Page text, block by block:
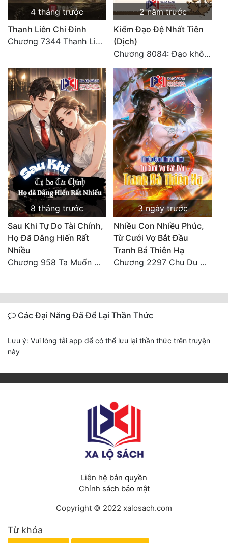
4 tháng trước
Thanh Liên Chi Đỉnh
Chương 7344 Thanh Liên đỉnh (Đại kết cục) (2) HẾT.
2 năm trước
Kiếm Đạo Đệ Nhất Tiên
(Dịch)
Chương 8084: Đạo không bờ bến (Đại kết cục) (10)
8 tháng trước
Sau Khi Tự Do Tài Chính,
Họ Đã Dâng Hiến Rất
Nhiều
Chương 958 Ta Muốn Cùng Các Cô Vĩnh Viễn Ở Bên Nhau (2) Hết
3 ngày trước
Nhiều Con Nhiều Phúc,
Từ Cưới Vợ Bắt Đầu
Tranh Bá Thiên Hạ
Chương 2297 Chu Du Du mang thai
Các Đại Năng Đã Để Lại Thần Thức
Lưu ý: Vui lòng tải app để có thể lưu lại thần thức trên truyện
này
Liên hệ bản quyền
Chính sách bảo mật
Copyright © 2022 xalosach.com
Từ khóa